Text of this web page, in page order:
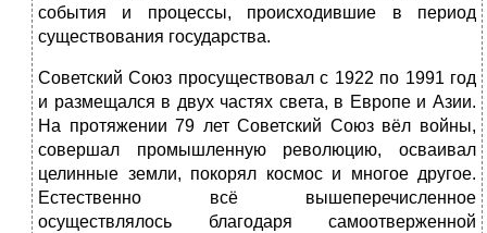
события и процессы, происходившие в период
существования государства.
Советский Союз просуществовал с 1922 по 1991 год
и размещался в двух частях света, в Европе и Азии.
На протяжении 79 лет Советский Союз вёл войны,
совершал промышленную революцию, осваивал
целинные земли, покорял космос и многое другое.
Естественно всё вышеперечисленное
осуществлялось благодаря самоотверженной